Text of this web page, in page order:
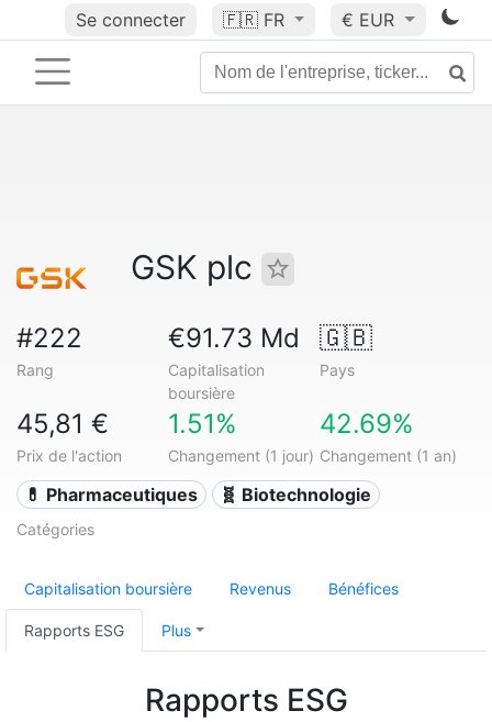
Se connecter 🇫🇷 FR € EUR
GSK plc
#222
Rang
€91.73 Md
Capitalisation
boursière
🇬🇧
Pays
45,81 €
Prix de l'action
1.51%
Changement (1 jour)
42.69%
Changement (1 an)
💊 Pharmaceutiques 🧬 Biotechnologie
Catégories
Capitalisation boursière Revenus Bénéfices
Rapports ESG Plus
Rapports ESG